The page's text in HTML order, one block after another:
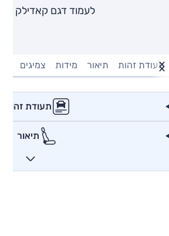
לעמוד דגם קאדילק CTS
תעודת זהות תיאור מידות צמיגים
תעודת זהות
תיאור